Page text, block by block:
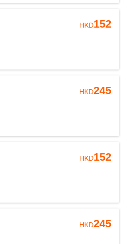
HKD152
HKD245
HKD152
HKD245